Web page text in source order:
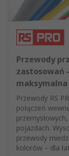
Przewody
zastosowań
Przewody RS
połączeń
pojazdach.
przewody
kolorów – dla